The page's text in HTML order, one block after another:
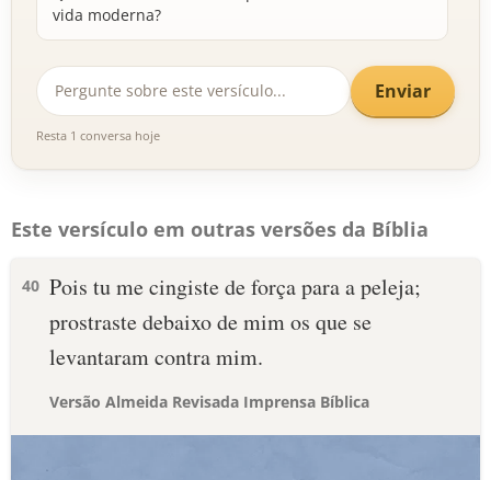
vida moderna?
Enviar
Resta 1 conversa hoje
Este versículo em outras versões da Bíblia
40 Pois tu me cingiste de força para a peleja;
prostraste debaixo de mim os que se
levantaram contra mim.
Versão Almeida Revisada Imprensa Bíblica